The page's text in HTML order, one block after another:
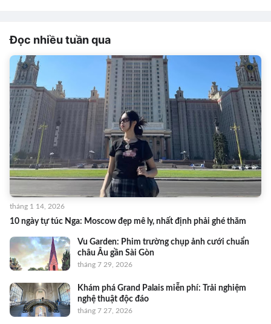
Đọc nhiều tuần qua
10 ngày tự túc Nga: Moscow đẹp mê ly, nhất định phải ghé thăm
tháng 1 14, 2026
Vu Garden: Phim trường chụp ảnh cưới chuẩn
châu Âu gần Sài Gòn
tháng 7 29, 2026
Khám phá Grand Palais miễn phí: Trải nghiệm
nghệ thuật độc đáo
tháng 7 27, 2026